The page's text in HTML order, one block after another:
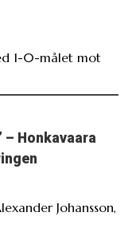
1-0-målet mot
– Honkavaara
Johansson,